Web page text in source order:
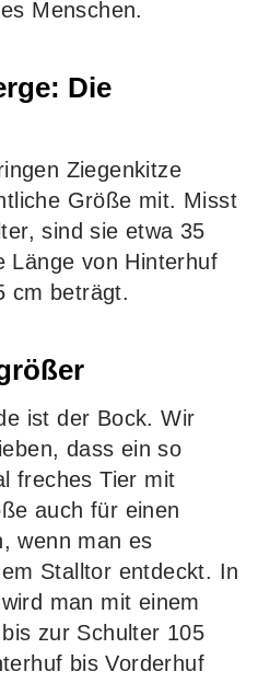
Menschen.
Die
Ziegenkitze
Größe mit. Misst
sind sie etwa 35
Länge von Hinterhuf
cm beträgt.
ist der Bock. Wir
dass ein so
freches Tier mit
auch für einen
wenn man es
Stalltor entdeckt. In
man mit einem
zur Schulter 105
bis Vorderhuf